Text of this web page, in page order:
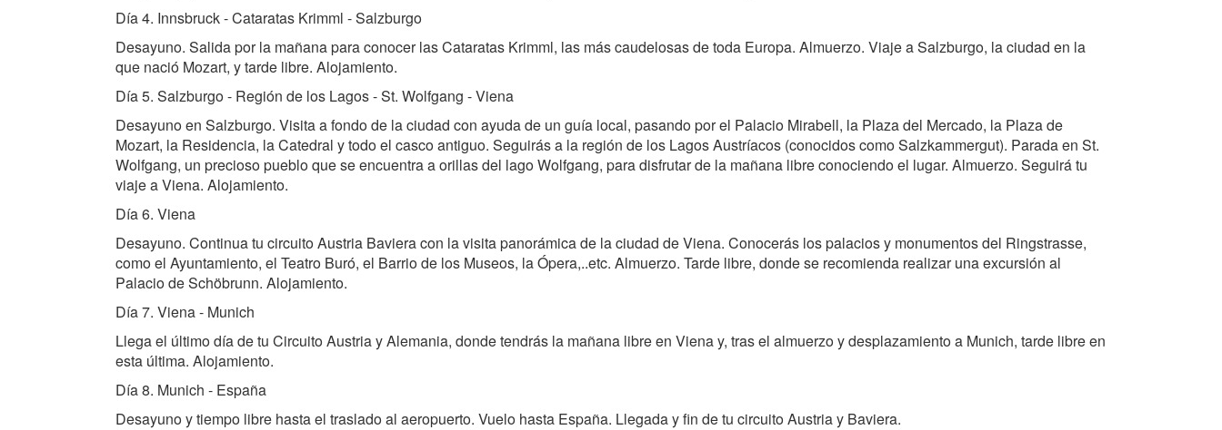
Día 4. Innsbruck - Cataratas Krimml - Salzburgo
Desayuno. Salida por la mañana para conocer las Cataratas Krimml, las más caudelosas de toda Europa. Almuerzo. Viaje a Salzburgo, la ciudad en la
que nació Mozart, y tarde libre. Alojamiento.
Día 5. Salzburgo - Región de los Lagos - St. Wolfgang - Viena
Desayuno en Salzburgo. Visita a fondo de la ciudad con ayuda de un guía local, pasando por el Palacio Mirabell, la Plaza del Mercado, la Plaza de
Mozart, la Residencia, la Catedral y todo el casco antiguo. Seguirás a la región de los Lagos Austríacos (conocidos como Salzkammergut). Parada en St.
Wolfgang, un precioso pueblo que se encuentra a orillas del lago Wolfgang, para disfrutar de la mañana libre conociendo el lugar. Almuerzo. Seguirá tu
viaje a Viena. Alojamiento.
Día 6. Viena
Desayuno. Continua tu circuito Austria Baviera con la visita panorámica de la ciudad de Viena. Conocerás los palacios y monumentos del Ringstrasse,
como el Ayuntamiento, el Teatro Buró, el Barrio de los Museos, la Ópera,..etc. Almuerzo. Tarde libre, donde se recomienda realizar una excursión al
Palacio de Schöbrunn. Alojamiento.
Día 7. Viena - Munich
Llega el último día de tu Circuito Austria y Alemania, donde tendrás la mañana libre en Viena y, tras el almuerzo y desplazamiento a Munich, tarde libre en
esta última. Alojamiento.
Día 8. Munich - España
Desayuno y tiempo libre hasta el traslado al aeropuerto. Vuelo hasta España. Llegada y fin de tu circuito Austria y Baviera.